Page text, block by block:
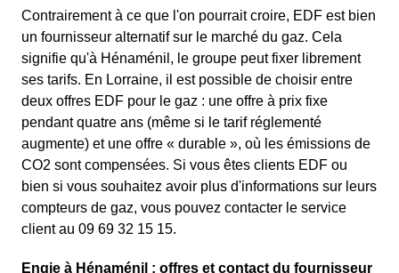
Contrairement à ce que l'on pourrait croire, EDF est bien
un fournisseur alternatif sur le marché du gaz. Cela
signifie qu'à Hénaménil, le groupe peut fixer librement
ses tarifs. En Lorraine, il est possible de choisir entre
deux offres EDF pour le gaz : une offre à prix fixe
pendant quatre ans (même si le tarif réglementé
augmente) et une offre « durable », où les émissions de
CO2 sont compensées. Si vous êtes clients EDF ou
bien si vous souhaitez avoir plus d'informations sur leurs
compteurs de gaz, vous pouvez contacter le service
client au 09 69 32 15 15.
Engie à Hénaménil : offres et contact du fournisseur